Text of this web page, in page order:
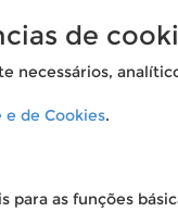
de
de Cookies.
para as funções